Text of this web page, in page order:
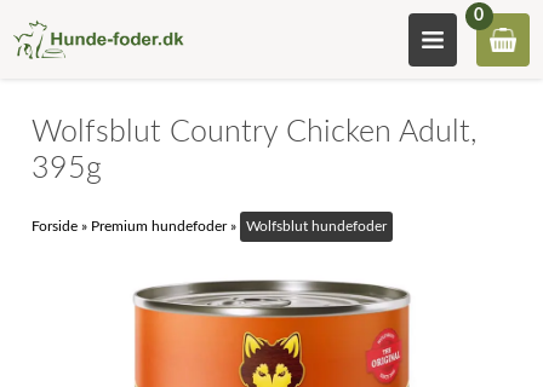
0
Wolfsblut Country Chicken Adult,
395g
Forside » Premium hundefoder» Wolfsblut hundefoder